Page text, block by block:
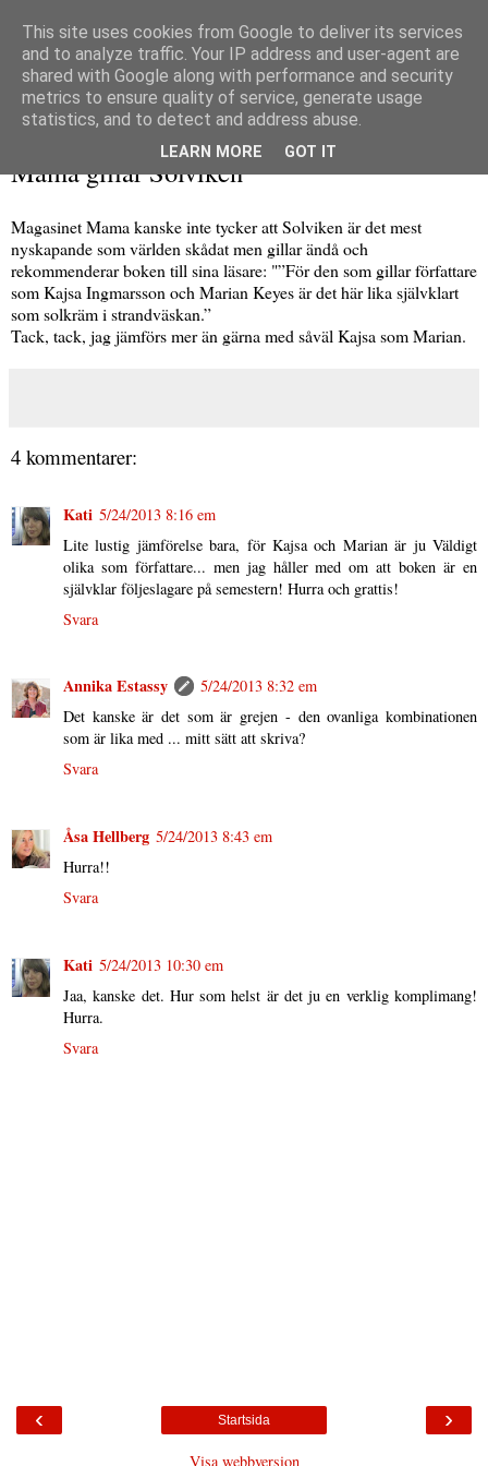
Mama gillar Solviken
Magasinet Mama kanske inte tycker att Solviken är det mest
nyskapande som världen skådat men gillar ändå och
rekommenderar boken till sina läsare: "”För den som gillar författare
som Kajsa Ingmarsson och Marian Keyes är det här lika självklart
som solkräm i strandväskan.”
Tack, tack, jag jämförs mer än gärna med såväl Kajsa som Marian.
4 kommentarer:
Kati 5/24/2013 8:16 em
Lite lustig jämförelse bara, för Kajsa och Marian är ju Väldigt
olika som författare... men jag håller med om att boken är en
självklar följeslagare på semestern! Hurra och grattis!
Svara
Annika Estassy
5/24/2013 8:32 em
Det kanske är det som är grejen - den ovanliga kombinationen
som är lika med ... mitt sätt att skriva?
Svara
Åsa Hellberg 5/24/2013 8:43 em
Hurra!!
Svara
Kati 5/24/2013 10:30 em
Jaa, kanske det. Hur som helst är det ju en verklig komplimang!
Hurra.
Svara
‹ ›
Startsida
Visa webbversion
This site uses cookies from Google to deliver its services
and to analyze traffic. Your IP address and user-agent are
shared with Google along with performance and security
metrics to ensure quality of service, generate usage
statistics, and to detect and address abuse.
LEARN MORE GOT IT